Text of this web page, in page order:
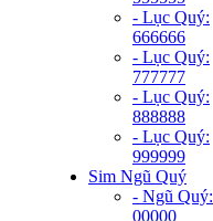
- Lục Quý:
666666
- Lục Quý:
777777
- Lục Quý:
888888
- Lục Quý:
999999
Sim Ngũ Quý
- Ngũ Quý:
00000